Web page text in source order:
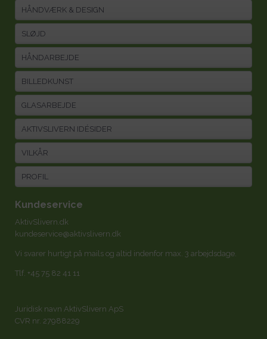
HÅNDVÆRK & DESIGN
SLØJD
HÅNDARBEJDE
BILLEDKUNST
GLASARBEJDE
AKTIVSLIVERN IDÉSIDER
VILKÅR
PROFIL
Kundeservice
AktivSlivern.dk
kundeservice@aktivslivern.dk
Vi svarer hurtigt på mails og altid indenfor max. 3 arbejdsdage.
Tlf. +45 75 82 41 11
Juridisk navn AktivSlivern ApS
CVR nr. 27988229